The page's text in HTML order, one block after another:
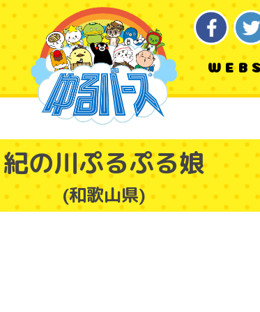
紀の川ぷるぷる娘
(和歌山県)